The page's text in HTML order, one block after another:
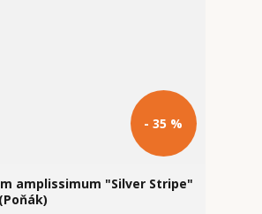
- 35 %
amplissimum "Silver Stripe"